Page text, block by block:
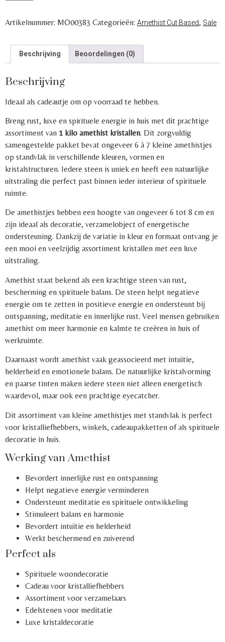
Artikelnummer: MO00383 Categorieën: Amethist Cut Based, Sale
Beschrijving Beoordelingen (0)
Beschrijving
Ideaal als cadeautje om op voorraad te hebben.
Breng rust, luxe en spirituele energie in huis met dit prachtige
assortiment van 1 kilo amethist kristallen. Dit zorgvuldig
samengestelde pakket bevat ongeveer 6 à 7 kleine amethistjes
op standvlak in verschillende kleuren, vormen en
kristalstructuren. Iedere steen is uniek en heeft een natuurlijke
uitstraling die perfect past binnen ieder interieur of spirituele
ruimte.
De amethistjes hebben een hoogte van ongeveer 6 tot 8 cm en
zijn ideaal als decoratie, verzamelobject of energetische
ondersteuning. Dankzij de variatie in kleur en formaat ontvang je
een mooi en veelzijdig assortiment kristallen met een luxe
uitstraling.
Amethist staat bekend als een krachtige steen van rust,
bescherming en spirituele balans. De steen helpt negatieve
energie om te zetten in positieve energie en ondersteunt bij
ontspanning, meditatie en innerlijke rust. Veel mensen gebruiken
amethist om meer harmonie en kalmte te creëren in huis of
werkruimte.
Daarnaast wordt amethist vaak geassocieerd met intuïtie,
helderheid en emotionele balans. De natuurlijke kristalvorming
en paarse tinten maken iedere steen niet alleen energetisch
waardevol, maar ook een prachtige eyecatcher.
Dit assortiment van kleine amethistjes met standvlak is perfect
voor kristalliefhebbers, winkels, cadeaupakketten of als spirituele
decoratie in huis.
Werking van Amethist
Bevordert innerlijke rust en ontspanning
Helpt negatieve energie verminderen
Ondersteunt meditatie en spirituele ontwikkeling
Stimuleert balans en harmonie
Bevordert intuïtie en helderheid
Werkt beschermend en zuiverend
Perfect als
Spirituele woondecoratie
Cadeau voor kristalliefhebbers
Assortiment voor verzamelaars
Edelstenen voor meditatie
Luxe kristaldecoratie